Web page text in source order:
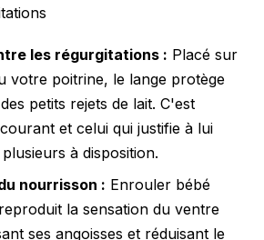
les régurgitations : Placé sur
votre poitrine, le lange protège
petits rejets de lait. C'est
et celui qui justifie à lui
à disposition.
nourrisson : Enrouler bébé
la sensation du ventre
ses angoisses et réduisant le